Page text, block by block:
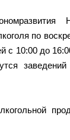
по
с 10:00 до